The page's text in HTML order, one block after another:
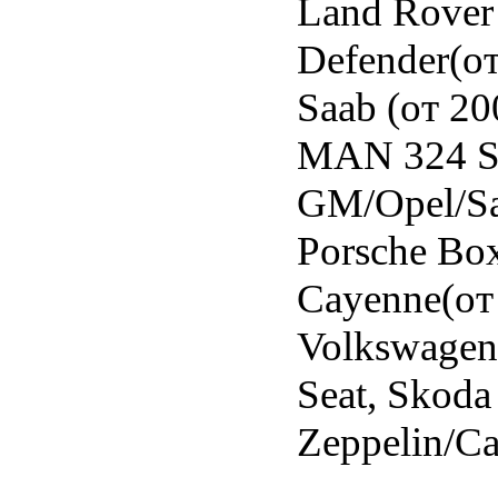
Land
Saab (от
MAN 324
GM/Opel/
Porsche
Seat, Skoda
Zeppelin/